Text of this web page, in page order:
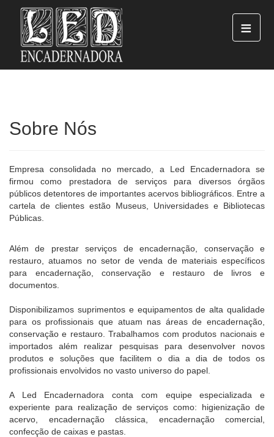
≡
Sobre Nós
Empresa consolidada no mercado, a Led Encadernadora se
firmou como prestadora de serviços para diversos órgãos
públicos detentores de importantes acervos bibliográficos. Entre a
cartela de clientes estão Museus, Universidades e Bibliotecas
Públicas.
Além de prestar serviços de encadernação, conservação e
restauro, atuamos no setor de venda de materiais específicos
para encadernação, conservação e restauro de livros e
documentos.
Disponibilizamos suprimentos e equipamentos de alta qualidade
para os profissionais que atuam nas áreas de encadernação,
conservação e restauro. Trabalhamos com produtos nacionais e
importados além realizar pesquisas para desenvolver novos
produtos e soluções que facilitem o dia a dia de todos os
profissionais envolvidos no vasto universo do papel.
A Led Encadernadora conta com equipe especializada e
experiente para realização de serviços como: higienização de
acervo, encadernação clássica, encadernação comercial,
confecção de caixas e pastas.